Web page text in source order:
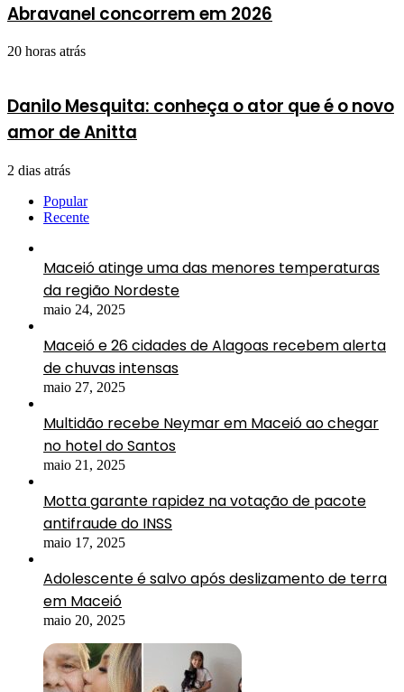
Abravanel concorrem em 2026
20 horas atrás
Danilo Mesquita: conheça o ator que é o novo
amor de Anitta
2 dias atrás
Popular
Recente
Maceió atinge uma das menores temperaturas
da região Nordeste
maio 24, 2025
Maceió e 26 cidades de Alagoas recebem alerta
de chuvas intensas
maio 27, 2025
Multidão recebe Neymar em Maceió ao chegar
no hotel do Santos
maio 21, 2025
Motta garante rapidez na votação de pacote
antifraude do INSS
maio 17, 2025
Adolescente é salvo após deslizamento de terra
em Maceió
maio 20, 2025